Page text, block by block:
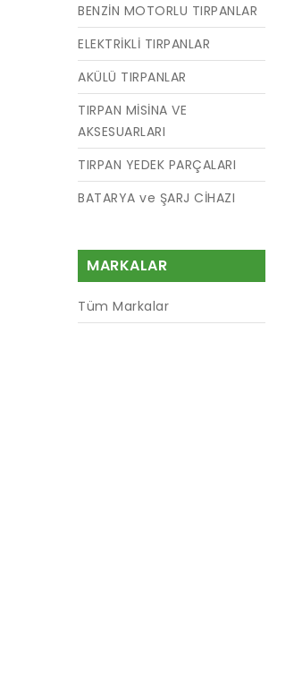
BENZİN MOTORLU TIRPANLAR
ELEKTRİKLİ TIRPANLAR
AKÜLÜ TIRPANLAR
TIRPAN MİSİNA VE
AKSESUARLARI
TIRPAN YEDEK PARÇALARI
BATARYA ve ŞARJ CİHAZI
MARKALAR
Tüm Markalar